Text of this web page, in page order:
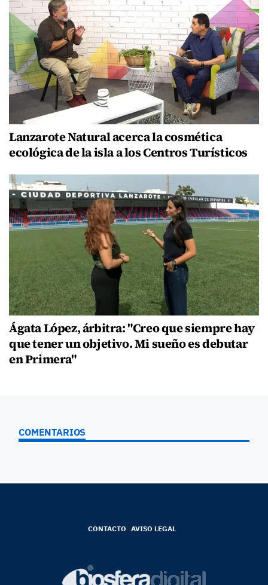
Lanzarote Natural acerca la cosmética
ecológica de la isla a los Centros Turísticos
Ágata López, árbitra: "Creo que siempre hay
que tener un objetivo. Mi sueño es debutar
en Primera"
COMENTARIOS
CONTACTO AVISO LEGAL